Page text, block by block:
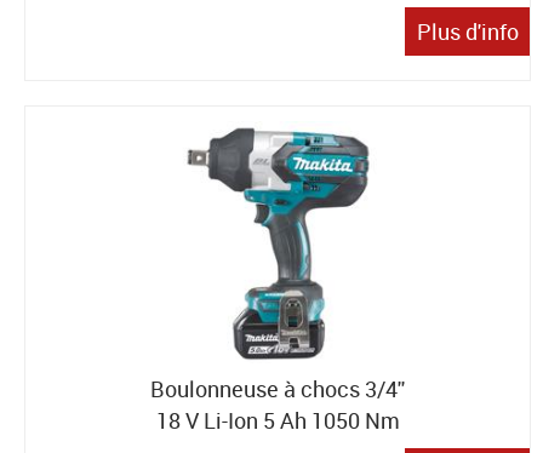
Plus d'info
Boulonneuse à chocs 3/4''
18 V Li-Ion 5 Ah 1050 Nm